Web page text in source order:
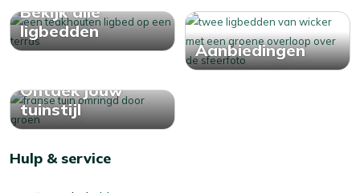
Bekijk alle
ligbedden
Aanbiedingen
Ontdek jouw
tuinstijl
Hulp & service